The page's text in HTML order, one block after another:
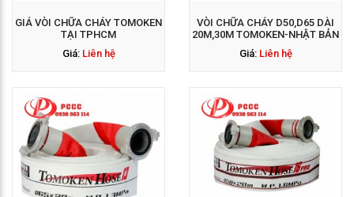
GIÁ VÒI CHỮA CHÁY TOMOKEN
TẠI TPHCM
Giá: Liên hệ
VÒI CHỮA CHÁY D50,D65 DÀI
20M,30M TOMOKEN-NHẬT BẢN
Giá: Liên hệ
GỌI NGAY: 0938 563